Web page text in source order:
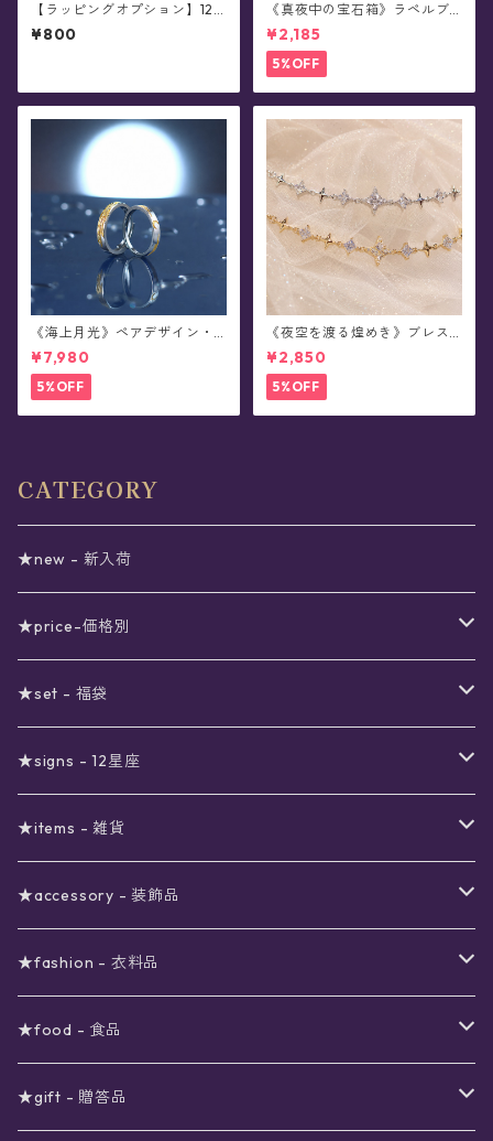
【ラッピングオプション】12
星座の魔法陣ギフトボックス
(小・ブラック/ホワイト) ※単
¥800
《真夜中の宝石箱》ラペルブ
ローチ(襟ブローチ)/チェーン
付きタックピン(全78種)
¥2,185
5%OFF
《海上月光》ペアデザイン・
シルバーリング
¥7,980
5%OFF
《夜空を渡る煌めき》ブレス
レット(全2色)
¥2,850
5%OFF
CATEGORY
★new - 新入荷
★price-価格別
セール
真夜中のSALE
予約限定SALE
〜1000円
〜2000円
〜3000円
〜4000円
〜5000円
〜6000円
★set - 福袋
12星座福袋
星の市福袋
★signs - 12星座
12星座ギフトセット
★items - 雑貨
ステーショナリー
ギフトボックス
ノート
メイクアップ
ネイルカラー
アロマスプレー
ポーチ
夜空の星月
扇子(うちわ)
★accessory - 装飾品
ピアス
星
月
イヤリング
星
ネックレス
★fashion - 衣料品
ワンピース
スター
トップス
★food - 食品
珈琲
★gift - 贈答品